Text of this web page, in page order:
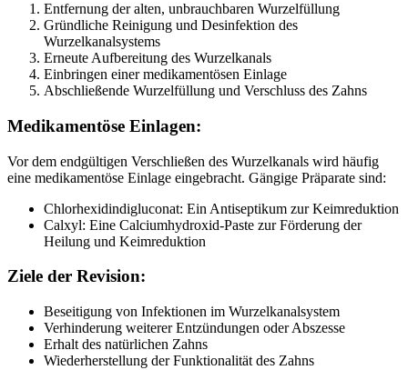
Entfernung der alten, unbrauchbaren Wurzelfüllung
Gründliche Reinigung und Desinfektion des
Wurzelkanalsystems
Erneute Aufbereitung des Wurzelkanals
Einbringen einer medikamentösen Einlage
Abschließende Wurzelfüllung und Verschluss des Zahns
Medikamentöse Einlagen:
Vor dem endgültigen Verschließen des Wurzelkanals wird häufig
eine medikamentöse Einlage eingebracht. Gängige Präparate sind:
Chlorhexidindigluconat: Ein Antiseptikum zur Keimreduktion
Calxyl: Eine Calciumhydroxid-Paste zur Förderung der
Heilung und Keimreduktion
Ziele der Revision:
Beseitigung von Infektionen im Wurzelkanalsystem
Verhinderung weiterer Entzündungen oder Abszesse
Erhalt des natürlichen Zahns
Wiederherstellung der Funktionalität des Zahns